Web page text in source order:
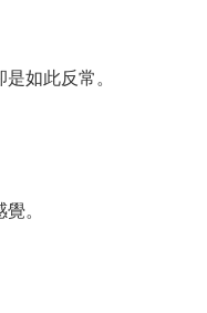
如此反常。
。